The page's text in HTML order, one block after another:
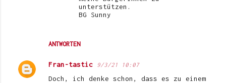
ANTWORTEN
unterstützen.
BG Sunny
Fran-tastic 9/3/21 10:07
Doch, ich denke schon, dass es zu einem